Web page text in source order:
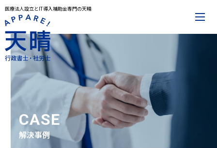
医療法人設立とIT導入補助金専門の天晴
CASE
解決事例
メインメニュー
トップページ
事務所案内
代表プロフィール
解決事例
お役立ち記事
お知らせ
お問合せ
サービスメニュー